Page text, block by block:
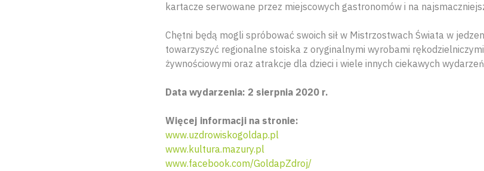
kartacze serwowane przez miejscowych gastronomów i na
Chętni będą mogli spróbować swoich sił w Mistrzostwach Świata w
towarzyszyć regionalne stoiska z oryginalnymi wyrobami
żywnościowymi oraz atrakcje dla dzieci i wiele innych ciekawych
Data wydarzenia: 2 sierpnia 2020 r.
Więcej informacji na stronie:
www.uzdrowiskogoldap.pl
www.kultura.mazury.pl
www.facebook.com/GoldapZdroj/